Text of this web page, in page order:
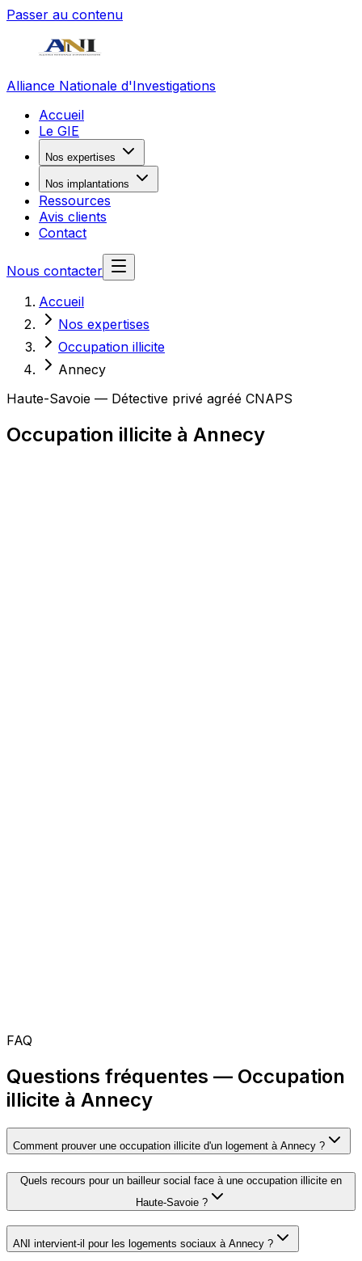
Passer au contenu
Alliance Nationale d'Investigations
Accueil
Le GIE
Nos expertises
Nos implantations
Ressources
Avis clients
Contact
Nous contacter
Accueil
Nos expertises
Occupation illicite
Annecy
Haute-Savoie — Détective privé agréé CNAPS
Occupation illicite à Annecy
FAQ
Questions fréquentes — Occupation
illicite à Annecy
Comment prouver une occupation illicite d'un logement à Annecy ?
Quels recours pour un bailleur social face à une occupation illicite en
Haute-Savoie ?
ANI intervient-il pour les logements sociaux à Annecy ?